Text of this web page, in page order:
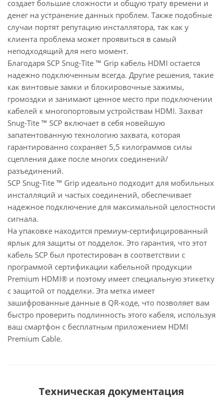
создает большие сложности и общую трату времени и
денег на устранение данных проблем. Также подобные
случаи портят репутацию инсталлятора, так как у
клиента проблема может проявиться в самый
неподходящий для него момент.
Благодаря SCP Snug-Tite ™ Grip кабель HDMI остается
надежно подключенным всегда. Другие решения, такие
как винтовые замки и блокировочные зажимы,
громоздки и занимают ценное место при подключении
кабелей к многопортовым устройствам HDMI. Захват
Snug-Tite ™ SCP включает в себя новейшую
запатентованную технологию захвата, которая
гарантированно сохраняет 5,5 килограммов силы
сцепления даже после многих соединений/
разъединений.
SCP Snug-Tite ™ Grip идеально подходит для мобильных
инсталляций и частых соединений, обеспечивает
надежное подключение для максимальной целостности
сигнала.
На упаковке находится премиум-сертифицированный
ярлык для защиты от подделок. Это гарантия, что этот
кабель SCP был протестирован в соответствии с
программой сертификации кабельной продукции
Premium HDMI® и поэтому имеет специальную этикетку
с защитой от подделки. Эта метка имеет
зашифрованные данные в QR-коде, что позволяет вам
быстро проверить подлинность этого кабеля, используя
ваш смартфон с бесплатным приложением HDMI
Premium Cable.
Техническая документация